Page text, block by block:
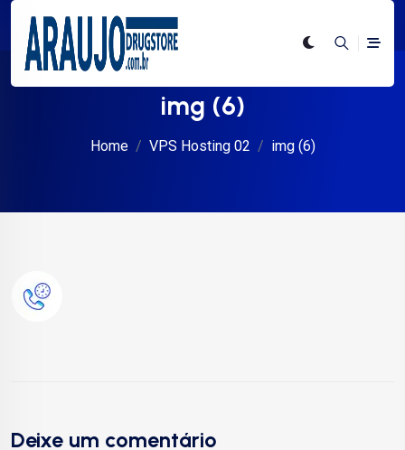
img (6)
Home VPS Hosting 02 img (6)
Deixe um comentário